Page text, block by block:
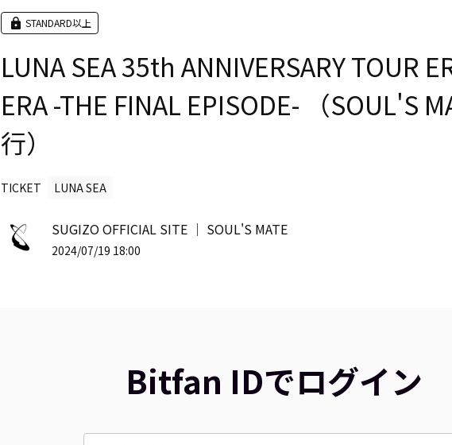
STANDARD以上
LUNA SEA 35th ANNIVERSARY TOUR
ERA -THE FINAL EPISODE- （SOUL'S
行）
TICKET LUNA SEA
SUGIZO OFFICIAL SITE │ SOUL'S MATE
2024/07/19 18:00
Bitfan IDでログイン